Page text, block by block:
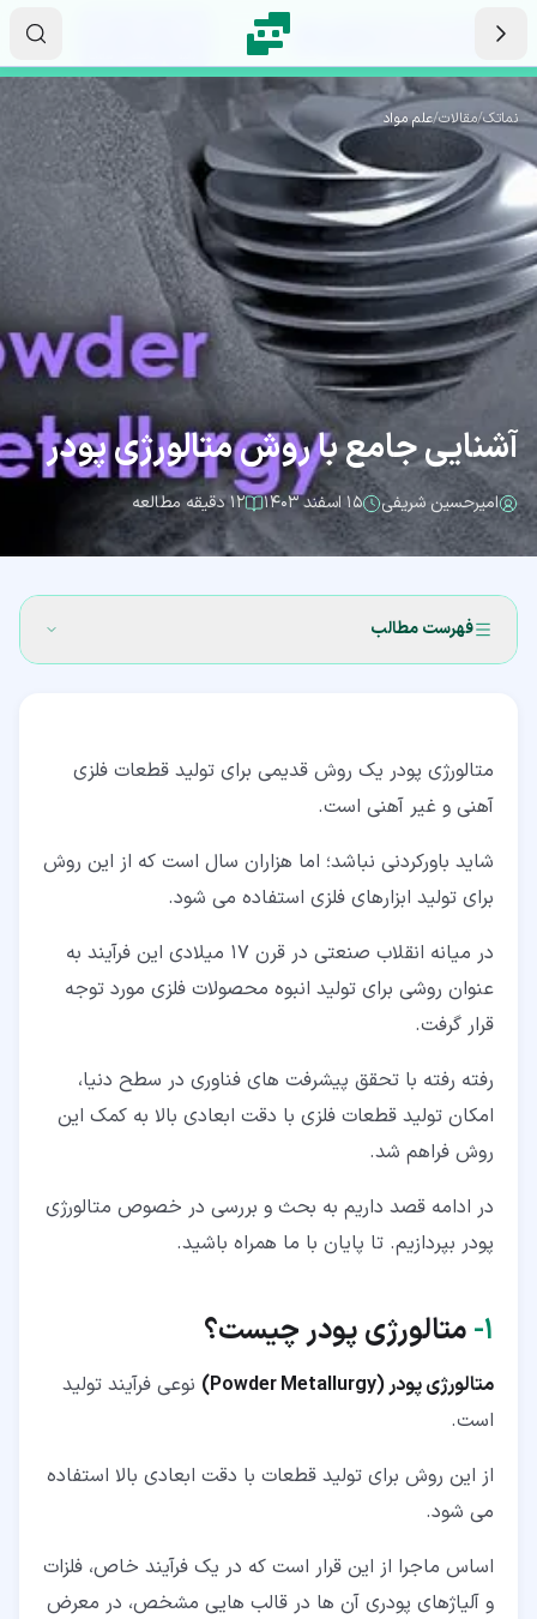
نماتک/مقالات/علم مواد
آشنایی جامع با روش متالورژی پودر
امیرحسین شریفی ۱۵ اسفند ۱۴۰۳ ۱۲ دقیقه مطالعه
فهرست مطالب
۲‏-‏۱‏- آماده سازی پودر
۲‏-‏۳‏- فشرده سازی پودرها
۲‏-‏۴‏- تف جوشی
۳‏- روش های متالورژی پودر
۳‏-‏۱‏- متالورژی پودر به روش معمولی (Conventional)
۳‏-‏۲‏- متالورژی پودر به روش قالب گیری تزریقی (Injection
Molding)
Pressing)
۳‏-‏۴‏- متالورژی پودر به روش افزودن فلز (Metal Additive)
۵‏- انواع فلزات قابل استفاده در متالورژی پودر
۵‏-‏۱‏- فولاد ضد زنگ
۵‏-‏۲‏- مس
۵‏-‏۳‏- نیکل
۵‏-‏۴‏- آلومینیوم
۵‏-‏۵‏- آهن
متالورژی پودر یک روش قدیمی برای تولید قطعات فلزی
آهنی و غیر آهنی است.
شاید باورکردنی نباشد؛ اما هزاران سال است که از این روش
برای تولید ابزارهای فلزی استفاده می شود.
در میانه انقلاب صنعتی در قرن 17 میلادی این فرآیند به
عنوان روشی برای تولید انبوه محصولات فلزی مورد توجه
قرار گرفت.
رفته رفته با تحقق پیشرفت های فناوری در سطح دنیا،
امکان تولید قطعات فلزی با دقت ابعادی بالا به کمک این
روش فراهم شد.
در ادامه قصد داریم به بحث و بررسی در خصوص متالورژی
پودر بپردازیم. تا پایان با ما همراه باشید.
۱‏- متالورژی پودر چیست؟
متالورژی پودر (Powder Metallurgy
) نوعی فرآیند تولید
است.
از این روش برای تولید قطعات با دقت ابعادی بالا استفاده
می شود.
اساس ماجرا از این قرار است که در یک فرآیند خاص، فلزات
و آلیاژهای پودری آن ها در قالب هایی مشخص، در معرض